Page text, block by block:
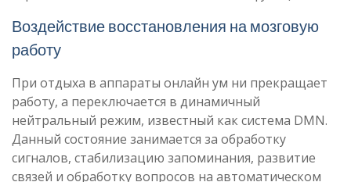
Воздействие восстановления на мозговую
работу
При отдыха в аппараты онлайн ум ни прекращает
работу, а переключается в динамичный
нейтральный режим, известный как система DMN.
Данный состояние занимается за обработку
сигналов, стабилизацию запоминания, развитие
связей и обработку вопросов на автоматическом